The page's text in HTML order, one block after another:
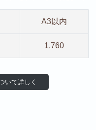
A3以内
1,760
いて詳し く